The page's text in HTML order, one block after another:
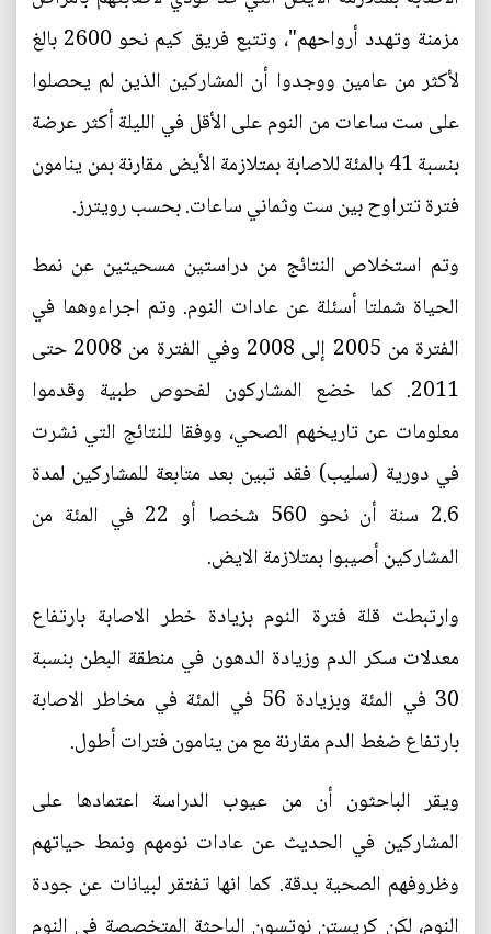
مزمنة وتهدد أرواحهم"، وتتبع فريق كيم نحو 2600 بالغ
لأكثر من عامين ووجدوا أن المشاركين الذين لم يحصلوا
على ست ساعات من النوم على الأقل في الليلة أكثر عرضة
بنسبة 41 بالمئة للاصابة بمتلازمة الأيض مقارنة بمن ينامون
فترة تتراوح بين ست وثماني ساعات. بحسب رويترز.
وتم استخلاص النتائج من دراستين مسحيتين عن نمط
الحياة شملتا أسئلة عن عادات النوم. وتم اجراءوهما في
الفترة من 2005 إلى 2008 وفي الفترة من 2008 حتى
2011. كما خضع المشاركون لفحوص طبية وقدموا
معلومات عن تاريخهم الصحي، ووفقا للنتائج التي نشرت
في دورية (سليب) فقد تبين بعد متابعة للمشاركين لمدة
2.6 سنة أن نحو 560 شخصا أو 22 في المئة من
المشاركين أصيبوا بمتلازمة الايض.
وارتبطت قلة فترة النوم بزيادة خطر الاصابة بارتفاع
معدلات سكر الدم وزيادة الدهون في منطقة البطن بنسبة
30 في المئة وبزيادة 56 في المئة في مخاطر الاصابة
بارتفاع ضغط الدم مقارنة مع من ينامون فترات أطول.
ويقر الباحثون أن من عيوب الدراسة اعتمادها على
المشاركين في الحديث عن عادات نومهم ونمط حياتهم
وظروفهم الصحية بدقة. كما انها تفتقر لبيانات عن جودة